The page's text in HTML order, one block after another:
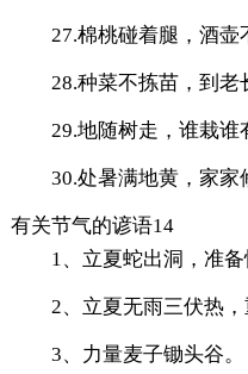
27.棉桃碰着腿，酒壶
28.种菜不拣苗，到老
29.地随树走，谁栽谁
30.处暑满地黄，家家
有关节气的谚语14
1、立夏蛇出洞，准备
2、立夏无雨三伏热，
3、力量麦子锄头谷。